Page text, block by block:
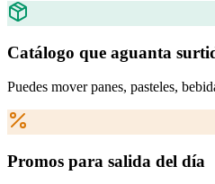
Catálogo que aguanta
Puedes mover panes, pasteles,
Promos para salida del día